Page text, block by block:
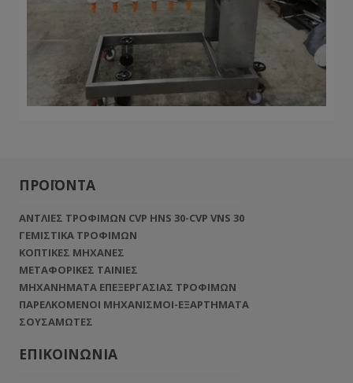
ΠΡΟΪΟΝΤΑ
ΑΝΤΛΙΕΣ ΤΡΟΦΙΜΩΝ CVP HNS 30-CVP VNS 30
ΓΕΜΙΣΤΙΚΑ ΤΡΟΦΙΜΩΝ
ΚΟΠΤΙΚΕΣ ΜΗΧΑΝΕΣ
ΜΕΤΑΦΟΡΙΚΕΣ ΤΑΙΝΙΕΣ
ΜΗΧΑΝΗΜΑΤΑ ΕΠΕΞΕΡΓΑΣΙΑΣ ΤΡΟΦΙΜΩΝ
ΠΑΡΕΛΚΟΜΕΝΟΙ ΜΗΧΑΝΙΣΜΟΙ-ΕΞΑΡΤΗΜΑΤΑ
ΣΟΥΣΑΜΩΤΕΣ
ΕΠΙΚΟΙΝΩΝΙΑ